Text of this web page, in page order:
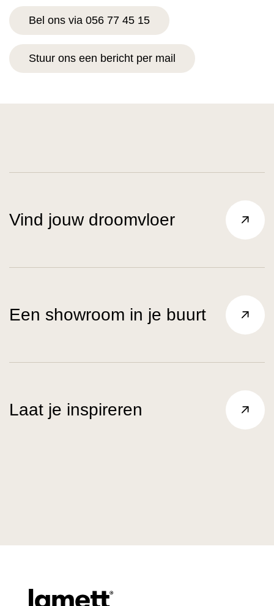
Bel ons via 056 77 45 15
Stuur ons een bericht per mail
Vind jouw droomvloer
Een showroom in je buurt
Laat je inspireren